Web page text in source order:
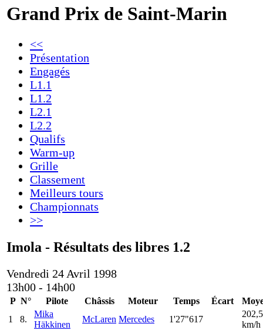
Grand Prix de Saint-Marin
<<
Présentation
Engagés
L1.1
L1.2
L2.1
L2.2
Qualifs
Warm-up
Grille
Classement
Meilleurs tours
Championnats
>>
Imola - Résultats des libres 1.2
Vendredi 24 Avril 1998
13h00 - 14h00
P N° Pilote Châssis Moteur Temps Écart
1
8.
Mika
Häkkinen
McLaren Mercedes 1'27"617
km/h